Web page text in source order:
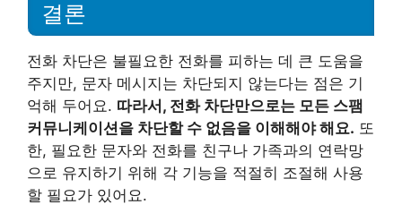
결론
전화 차단은 불필요한 전화를 피하는 데 큰 도움을
주지만, 문자 메시지는 차단되지 않는다는 점은 기
억해 두어요. 따라서, 전화 차단만으로는 모든 스팸
커뮤니케이션을 차단할 수 없음을 이해해야 해요. 또
한, 필요한 문자와 전화를 친구나 가족과의 연락망
으로 유지하기 위해 각 기능을 적절히 조절해 사용
할 필요가 있어요.